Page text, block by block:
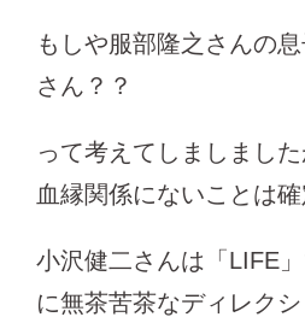
もしや服部隆之さんの
さん？？
って考えてしましまし
血縁関係にないことは確
小沢健二さんは「LIFE
に無茶苦茶なディレク